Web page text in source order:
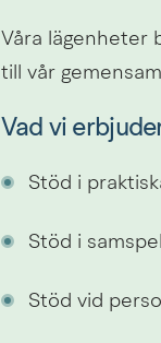
Våra lägenheter
till vår
Vad vi
Stöd i
Stöd i
Stöd vid